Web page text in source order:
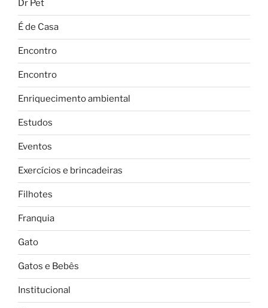
Dr Pet
É de Casa
Encontro
Encontro
Enriquecimento ambiental
Estudos
Eventos
Exercícios e brincadeiras
Filhotes
Franquia
Gato
Gatos e Bebês
Institucional